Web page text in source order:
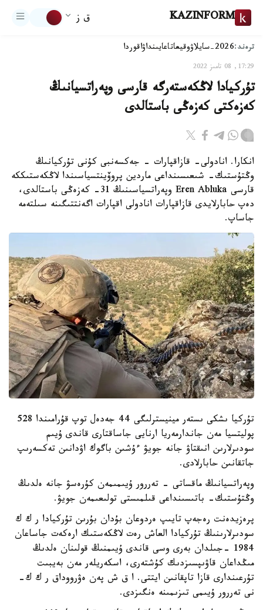
KAZINFORM ق ز
ترەند:2026-سايلاۋ وقيعاتاعايىنداۋاقوردا
17:29, 08 تامىز 2022
تۇركيادا لاڭكەستەرگە قارسى وپەراتسيانىڭ
كەزەكتى كەزەڭى باستالدى
انكارا. انادولى- قازاقپارات - جەكسەنبى كۇنى تۇركيانىڭ
وڭتۇستىك- شىعىسىنداعى ماردين پروۆينتسياسىندا لاڭكەستىككە
قارسى Eren Abluka وپەراتسياسىنىڭ 31- كەزەڭى باستالدى،
دەپ حابارلايدى قازاقپارات انادولى اقپارات اگەنتتىگىنە سىلتەمە
جاساپ.
تۇركيا ىشكى ىستەر مينيسترلىگى 44 جەدەل توپ قۇرامىندا 528
پوليتسيا مەن جاندارمەريا ارنايى جاساقتارى قاندى ۇيىم
سودىرلارىن انىقتاۋ جانە جويۋ ءۇشىن باگوك اۋدانىن تەكسەرىپ
جاتقانىن حابارلادى.
وپەراتسيانىڭ ماقساتى - تەررور ۇيىمىمەن كۇرەسۋ جانە ەلدىڭ
وڭتۇستىك- باتىسىنداعى قىلمىستى تولىعىمەن جويۋ.
پرەزيدەنت رەجەپ تايىپ ەردوعان بۇدان بۇرىن تۇركيادا ر ك ك
سودىرلارىنىڭ تۇركيادا العاش رەت لاڭكەستىك ارەكەت جاساعان
1984 -جىلدان بەرى وسى قاندى ۇيىمنىڭ قولىنان ەلدىڭ
مىڭداعان قاۋىپسىزدىك كۇشتەرى، اسكەريلەر مەن بەيبىت
تۇرعىندارى قازا تاپقانىن ايتتى. ا ق ش پەن ەۋرووداق ر ك ك-
نى تەررور ۇيىمى تىزىمىنە ەنگىزدى.